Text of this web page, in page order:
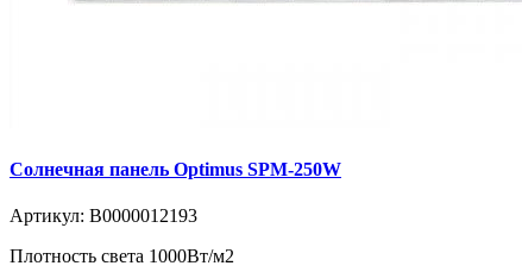
Солнечная панель Optimus SPM-250W
Артикул: В0000012193
Плотность света 1000Вт/м2